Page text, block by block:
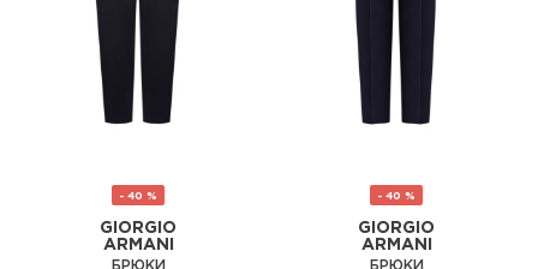
- 40 %
GIORGIO
ARMANI
БРЮКИ
- 40 %
GIORGIO
ARMANI
БРЮКИ